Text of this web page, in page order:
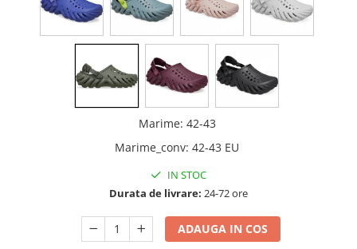
Marime: 42-43
Marime_conv: 42-43 EU
IN STOC
Durata de livrare: 24-72 ore
ADAUGA IN COS